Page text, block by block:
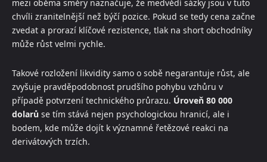
mezi oběma směry naznačuje, že medvědí sázky jsou v tuto
chvíli zranitelnější než býčí pozice. Pokud se tedy cena začne
zvedat a prorazí klíčové rezistence, tlak na short obchodníky
může růst velmi rychle.
Takové rozložení likvidity samo o sobě negarantuje růst, ale
zvyšuje pravděpodobnost prudšího pohybu vzhůru v
případě potvrzení technického průrazu. Úroveň 80 000
dolarů se tím stává nejen psychologickou hranicí, ale i
bodem, kde může dojít k významné řetězové reakci na
derivátových trzích.